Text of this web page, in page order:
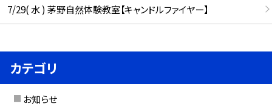
7/29( 水 ) 茅野自然体験教室【キャンドルファイヤー】
カテゴリ
お知らせ